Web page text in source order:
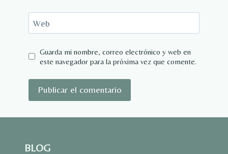
Web
Guarda mi nombre, correo electrónico y web en
este navegador para la próxima vez que comente.
BLOG